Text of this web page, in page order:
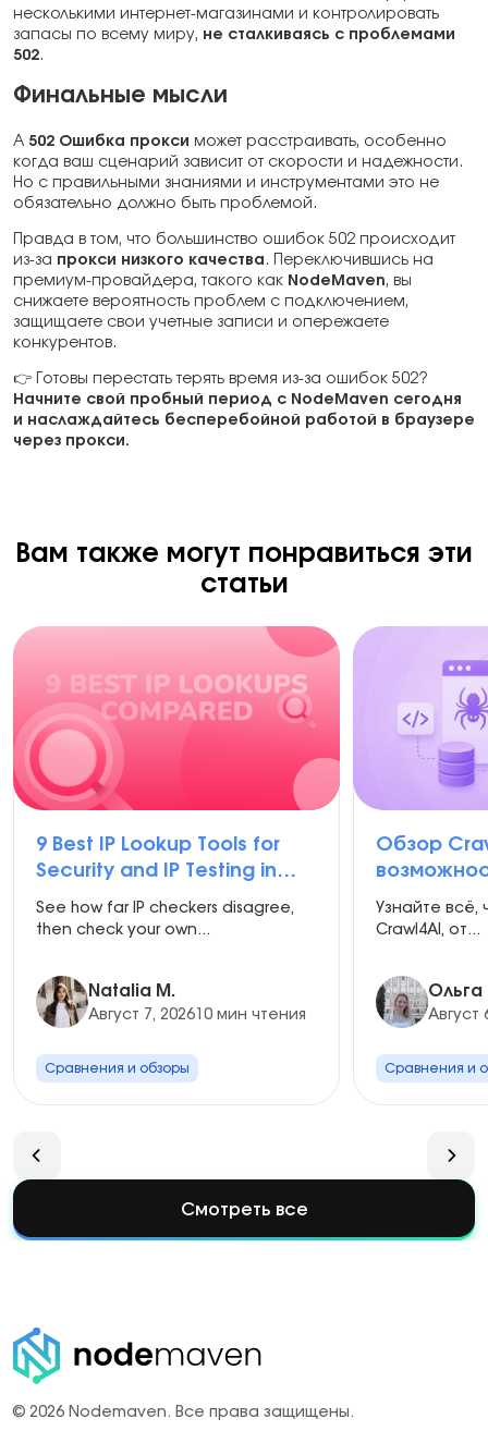
несколькими интернет-магазинами и контролировать
запасы по всему миру, не сталкиваясь с проблемами
502.
Финальные мысли
A 502 Ошибка прокси может расстраивать, особенно
когда ваш сценарий зависит от скорости и надежности.
Но с правильными знаниями и инструментами это не
обязательно должно быть проблемой.
Правда в том, что большинство ошибок 502 происходит
из-за прокси низкого качества . Переключившись на
премиум-провайдера, такого как NodeMaven, вы
снижаете вероятность проблем с подключением,
защищаете свои учетные записи и опережаете
конкурентов.
👉 Готовы перестать терять время из-за ошибок 502?
Начните свой пробный период с NodeMaven сегодня
и наслаждайтесь бесперебойной работой в браузере
через прокси.
Вам также могут понравиться эти
статьи
9 Best IP Lookup Tools for
Security and IP Testing in
2026
See how far IP checkers disagree,
then check your own...
Natalia M.
Август 7, 2026 10 мин чтения
Сравнения и обзоры
Обзор
Узнайте всё,
Crawl4AI, от...
Ольга
Август
Сравнения и
Смотреть все
© 2026 Nodemaven. Все права защищены.